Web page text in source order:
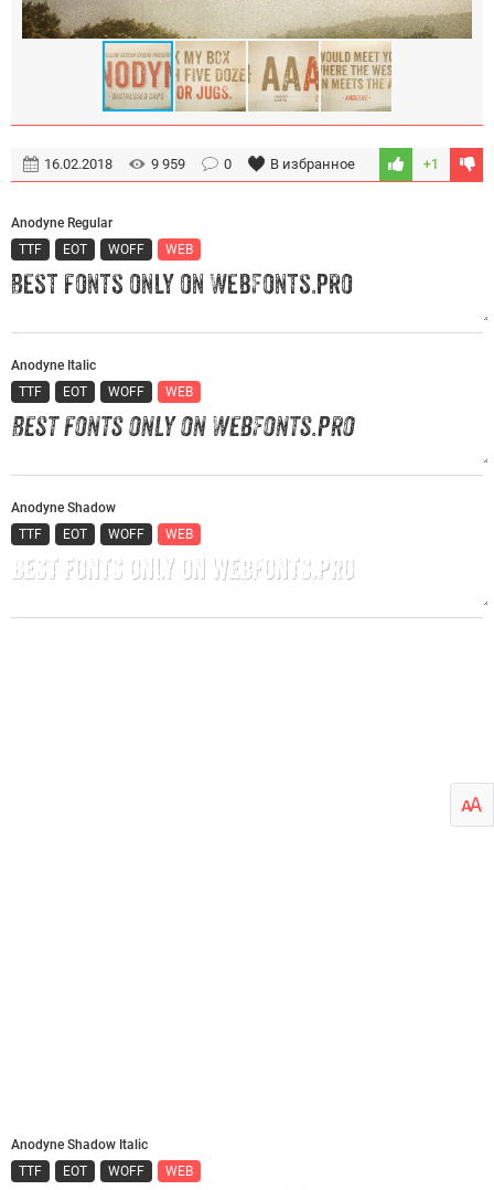
16.02.2018 9 959 0 В избранное +1
Anodyne Regular
TTF
EOT WOFF WEB
Anodyne Italic
TTF
EOT WOFF WEB
Anodyne Shadow
TTF
EOT WOFF WEB
Anodyne Shadow Italic
TTF
EOT WOFF WEB